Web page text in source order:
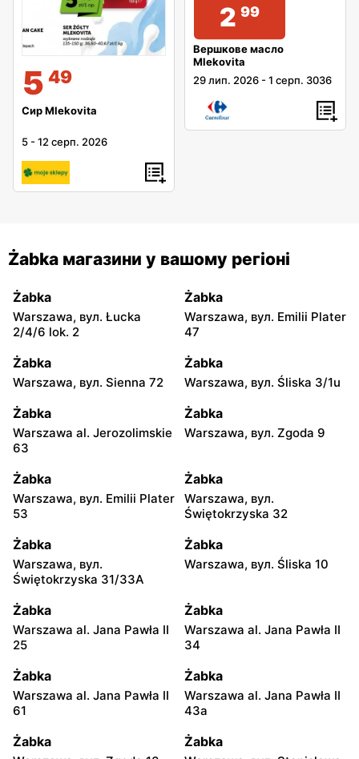
5 49
Сир Mlekovita
5 -12 серп. 2026
2 99
Вершкове масло
Mlekovita
29 лип. 2026 -1 серп. 3036
Żabka магазини у вашому регіоні
Żabka
Warszawa, вул. Łucka
2/4/6 lok. 2
Żabka
Warszawa, вул. Emilii Plater
47
Żabka
Warszawa, вул. Sienna 72
Żabka
Warszawa, вул. Śliska 3/1u
Żabka
Warszawa al. Jerozolimskie
63
Żabka
Warszawa, вул. Zgoda 9
Żabka
Warszawa, вул. Emilii Plater
53
Żabka
Warszawa, вул.
Świętokrzyska 32
Żabka
Warszawa, вул.
Świętokrzyska 31/33A
Żabka
Warszawa, вул. Śliska 10
Żabka
Warszawa al. Jana Pawła II
25
Żabka
Warszawa al. Jana Pawła II
34
Żabka
Warszawa al. Jana Pawła II
61
Żabka
Warszawa al. Jana Pawła II
43a
Żabka Żabka